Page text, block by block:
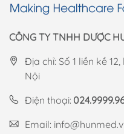
Liên hệ
Bản đồ